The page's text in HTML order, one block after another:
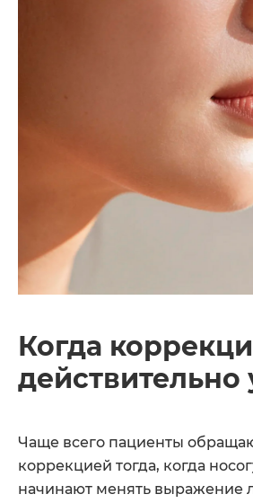
Когда
действительно
Чаще всего пациенты
коррекцией тогда, когда
начинают менять выражение